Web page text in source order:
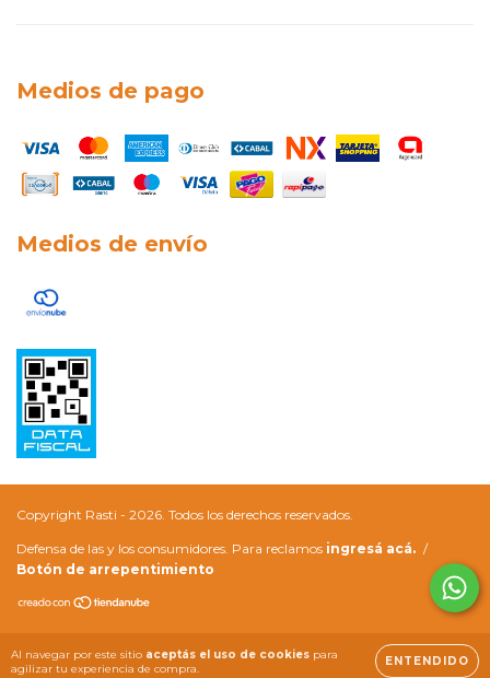
Al navegar por este sitio aceptás el uso de cookies para
agilizar tu experiencia de compra.
ENTENDIDO
Medios de pago
Medios de envío
Copyright Rasti - 2026. Todos los derechos reservados.
Defensa de las y los consumidores. Para reclamos ingresá acá. /
Botón de arrepentimiento